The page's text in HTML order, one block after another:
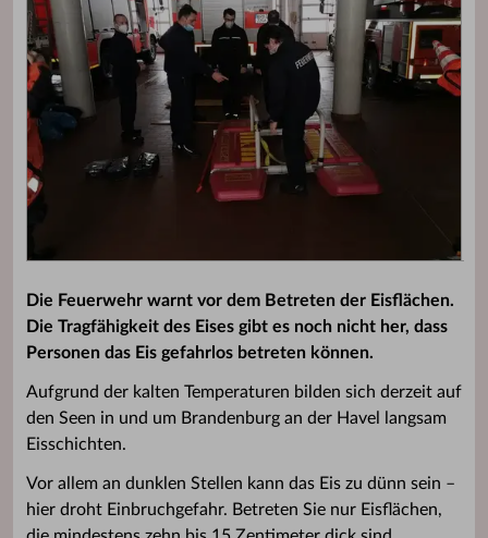
Die Feuerwehr warnt vor dem Betreten der Eisflächen.
Die Tragfähigkeit des Eises gibt es noch nicht her, dass
Personen das Eis gefahrlos betreten können.
Aufgrund der kalten Temperaturen bilden sich derzeit auf
den Seen in und um Brandenburg an der Havel langsam
Eisschichten.
Vor allem an dunklen Stellen kann das Eis zu dünn sein –
hier droht Einbruchgefahr. Betreten Sie nur Eisflächen,